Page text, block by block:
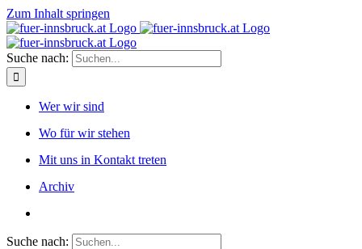
Zum Inhalt springen
Suche nach:
Wer wir sind
Wo für wir stehen
Mit uns in Kontakt treten
Archiv
Suche nach: